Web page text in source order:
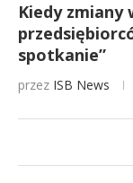
Kiedy zmiany
spotkanie”
przez ISB News